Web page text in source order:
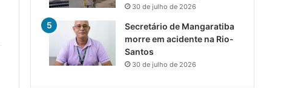
30 de julho de 2026
Secretário de Mangaratiba
morre em acidente na Rio-
Santos
30 de julho de 2026